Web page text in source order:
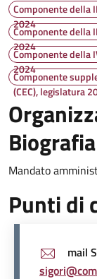
Componente della
2024
Componente della
2024
Componente della
2024
Componente
(CEC), legislatura
Biografia
Mandato
Punti di
mail